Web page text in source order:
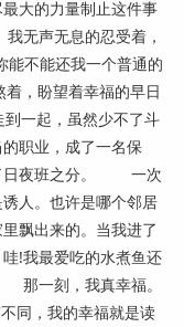
大的力量制止这件事
无声无息的忍受着，
能不能还我一个普通的
着，盼望着幸福的早日
起，虽然少不了斗
职业，成了一名保
日夜班之分。 一次
人。也许是哪个邻居
飘出来的。当我进了
!我最爱吃的水煮鱼还
一刻，我真幸福。
，我的幸福就是读